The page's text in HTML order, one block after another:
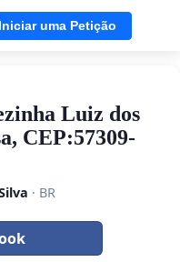
Iniciar uma Petição
Luiz dos
CEP:57309-
· BR